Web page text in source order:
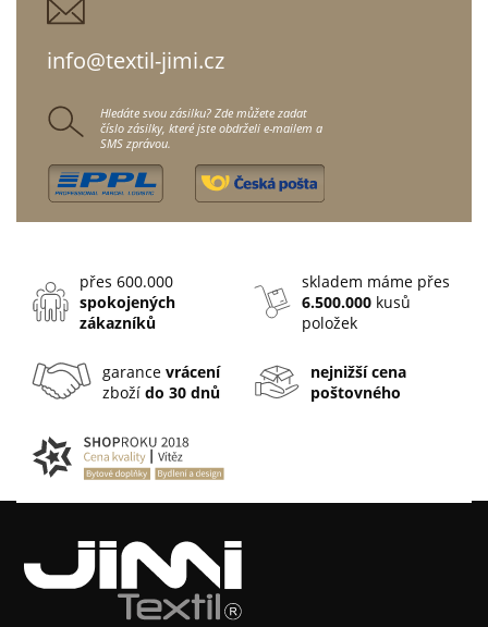
info@textil-jimi.cz
Hledáte svou zásilku? Zde můžete zadat
číslo zásilky, které jste obdrželi e-mailem a
SMS zprávou.
přes 600.000
spokojených
zákazníků
skladem máme přes
6.500.000 kusů
položek
garancevrácení
zbožído 30 dnů
nejnižší cena
poštovného